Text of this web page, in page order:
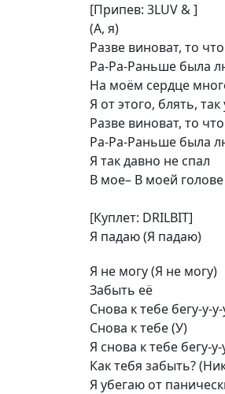
[Припев: 3LUV & ]
(А, я)
Разве виноват, то
Ра-Ра-Раньше была
На моём сердце
Я от этого, блять, так
Разве виноват, то
Ра-Ра-Раньше была
Я так давно не спал
В мое– В моей
[Куплет: DRILBIT]
Я падаю (Я падаю)
Я не могу (Я не могу)
Забыть её
Снова к тебе бегу-у-у-
Снова к тебе (У)
Я снова к тебе бегу-у-
Как тебя забыть?
Я убегаю от